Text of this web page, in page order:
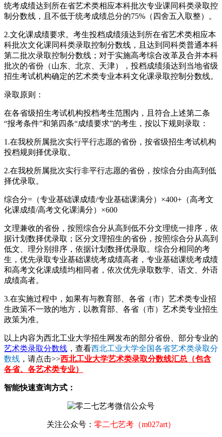
统考成绩达到所在省艺术类相应本科批次专业课同科类录取控
制分数线，且不低于统考成绩总分的75%（四舍五入取整）。
2.文化课成绩要求。考生投档成绩须达到所在省艺术类相应本
科批次文化课同科类录取控制分数线，且达到同科类普通本科
第二批次录取控制分数线；对于实施高考综合改革及合并本科
批次的省份（山东、北京、天津），投档成绩须达到当地省级
招生考试机构确定的艺术类专业本科文化课录取控制分数线。
录取原则：
在各省级招生考试机构投档考生范围内，且符合上述第二条
“报考条件”和第四条“成绩要求”的考生，按以下规则录取：
1.在我校所属批次实行平行志愿的省份，按省级招生考试机构
投档规则择优录取。
2.在我校所属批次实行非平行志愿的省份，按综合分由高到低
择优录取。
综合分=（专业基础课成绩/专业基础课满分）×400+（高考文
化课成绩/高考文化课满分）×600
文理兼收的省份，按照综合分从高到低不分文理统一排序，依
据计划数择优录取；区分文理招生的省份，按照综合分从高到
低文、理分别排序，依据计划数择优录取。综合分相同的考
生，优先录取专业基础课统考成绩高者，专业基础课统考成绩
和高考文化课成绩均相同者，依次优先录取数学、语文、外语
成绩高者。
3.在实施过程中，如果有与教育部、各省（市）艺术类专业招
生政策不一致的地方，以教育部、各省（市）艺术类专业招生
政策为准。
以上内容为西北工业大学招生网发布的部分省份、部分专业的
艺术类录取分数线 ，查看西北工业大学全国各省艺术类录取分
数线 ，请点击>>西北工业大学艺术类录取分数线汇总（包含
各省、各艺术类专业）
智能快速查询方式：
关注公众号： 零二七艺考（m027art）